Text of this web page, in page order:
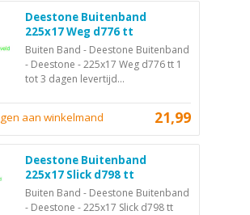
Deestone Buitenband
225x17 Weg d776 tt
Buiten Band - Deestone Buitenband
- Deestone - 225x17 Weg d776 tt 1
tot 3 dagen levertijd...
21,99
aan winkelmand
Deestone Buitenband
225x17 Slick d798 tt
Buiten Band - Deestone Buitenband
- Deestone - 225x17 Slick d798 tt